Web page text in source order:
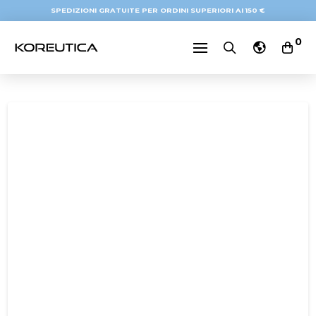
SPEDIZIONI GRATUITE PER ORDINI SUPERIORI AI 150 €
0